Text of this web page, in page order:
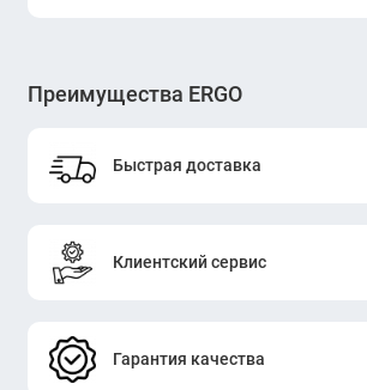
Преимущества ERGO
Быстрая доставка
Клиентский сервис
Гарантия качества